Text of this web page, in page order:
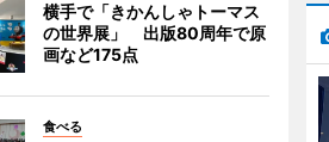
横手で「きかんしゃトーマス
の世界展」 出版80周年で原
画など175点
食べる